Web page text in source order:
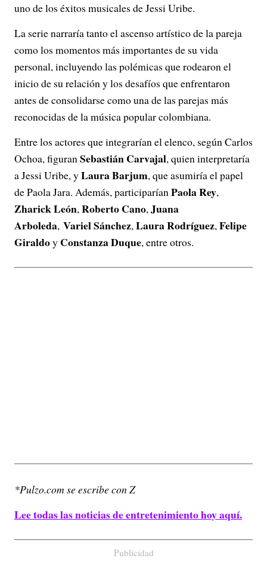
uno de los éxitos musicales de Jessi Uribe.
La serie narraría tanto el ascenso artístico de la pareja
como los momentos más importantes de su vida
personal, incluyendo las polémicas que rodearon el
inicio de su relación y los desafíos que enfrentaron
antes de consolidarse como una de las parejas más
reconocidas de la música popular colombiana.
Entre los actores que integrarían el elenco, según Carlos
Ochoa, figuranSebastián Carvajal, quien interpretaría
a Jessi Uribe, yLaura Barjum, que asumiría el papel
de Paola Jara. Además, participaríanPaola Rey,
Zharick León,Roberto Cano,Juana
Arboleda, Variel Sánchez,Laura Rodríguez,Felipe
Giraldoy Constanza Duque, entre otros.
*Pulzo.com se escribe con Z
Lee todas las noticias de entretenimiento hoy aquí.
Publicidad